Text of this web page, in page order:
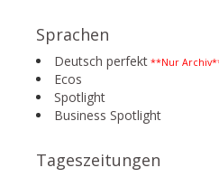
Sprachen
Deutsch perfekt **Nur
Ecos
Spotlight
Business Spotlight
Tageszeitungen